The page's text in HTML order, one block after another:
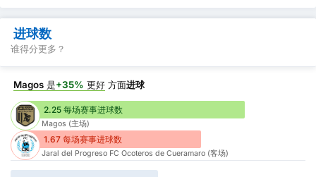
进球数
谁得分更多？
Magos 是+35% 更好 方面进球
2.25 每场赛事进球数
Magos (主场)
1.67 每场赛事进球数
Jaral del Progreso FC Ocoteros de Cueramaro (客场)